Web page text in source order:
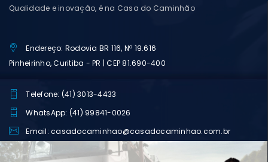
Qualidade e inovação, é na Casa do Caminhão
Endereço: Rodovia BR 116, Nº 19.616
Pinheirinho, Curitiba - PR | CEP 81.690-400
Telefone: (41) 3013-4433
WhatsApp: (41) 99841-0026
Email: casadocaminhao@casadocaminhao.com.br